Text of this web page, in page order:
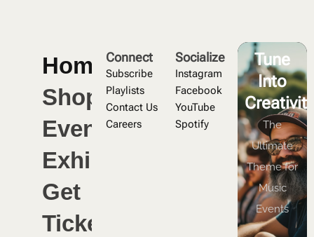
Home
Shop
Events
Exhibits
Get
Tickets
Connect
Subscribe
Playlists
Contact Us
Careers
Socialize
Instagram
Facebook
YouTube
Spotify
Tune
Into
The
Ultimate
Theme for
Music
Events